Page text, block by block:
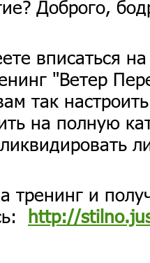
Доброго,
вписаться
"Ветер
так
на полную
тренинг и
http://